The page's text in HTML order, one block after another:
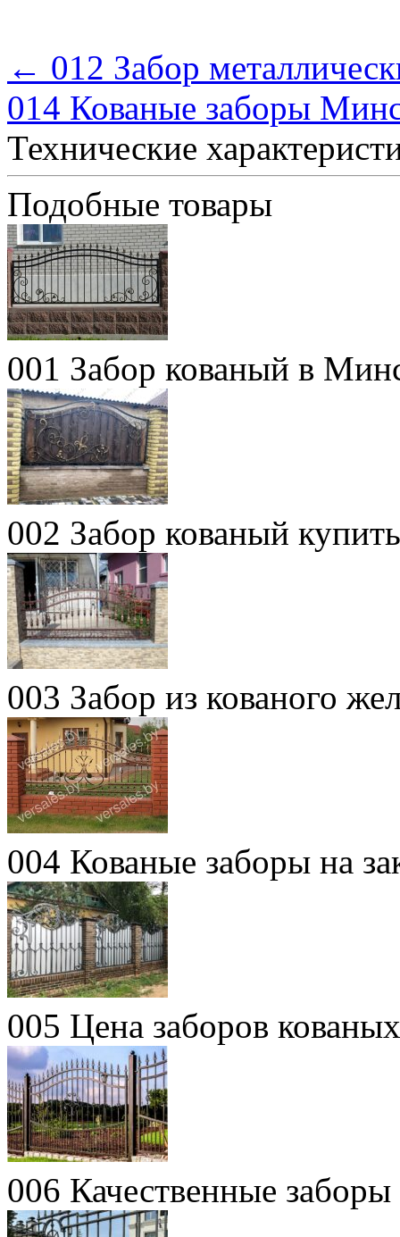
← 012 Забор
014 Кованые заборы
Технические
Подобные товары
001 Забор кованый в
002 Забор кованый
003 Забор из кованого
004 Кованые заборы на
005 Цена заборов
006 Качественные заборы